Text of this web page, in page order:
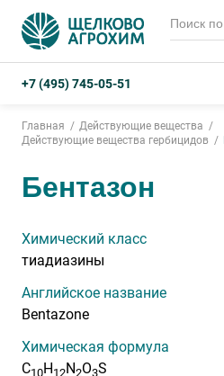
+7 (495) 745-05-51
Главная
Действующие вещества
Действующие вещества гербицидов
Бентазон
Химический класс
тиадиазины
Английское название
Bentazone
Химическая формула
С10Н12N2О3S